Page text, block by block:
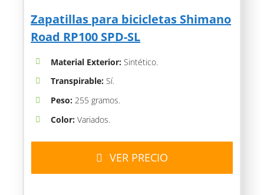
Zapatillas para bicicletas Shimano
Road RP100 SPD-SL
Material Exterior:Sintético.
Transpirable: Sí.
Peso: 255 gramos.
Color: Variados.
VER PRECIO